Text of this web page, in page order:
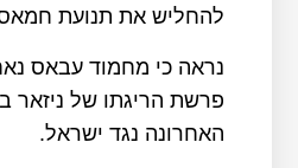
להחליש את תנועת
נראה כי מחמוד עבאס
פרשת הריגתו של
האחרונה נגד ישראל.